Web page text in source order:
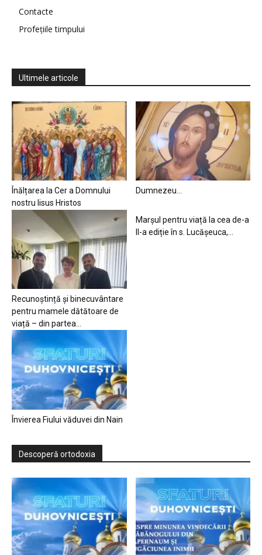
Contacte
Profețiile timpului
Ultimele articole
Înălțarea la Cer a Domnului
nostru Iisus Hristos
Dumnezeu…
Recunoștință și binecuvântare
pentru mamele dătătoare de
viață – din partea...
Marșul pentru viață la cea de-a
II-a ediție în s. Lucășeuca,...
Învierea Fiului văduvei din Nain
Descoperă ortodoxia